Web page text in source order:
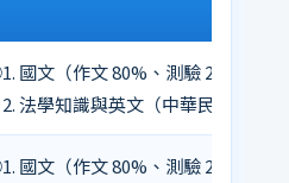
國文（作文 80%、測驗 20%）
法學知識與英文（中華民國憲法
國文（作文 80%、測驗 20%）